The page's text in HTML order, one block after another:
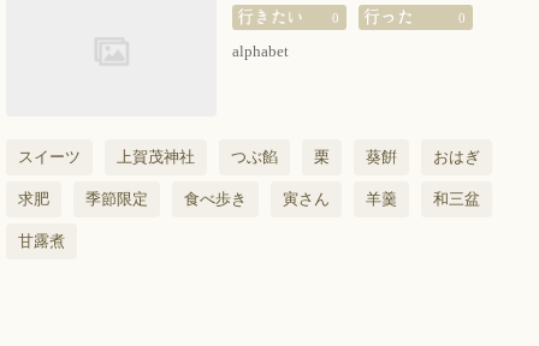
0 0
alphabet
スイーツ 上賀茂神社 つぶ餡 栗 葵餠 おはぎ
求肥 季節限定 食べ歩き 寅さん 羊羹 和三盆
甘露煮